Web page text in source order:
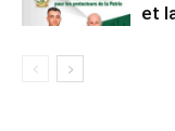
et